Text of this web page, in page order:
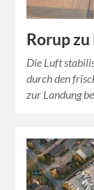
Rorup zu
Die Luft
durch den
zur Landung